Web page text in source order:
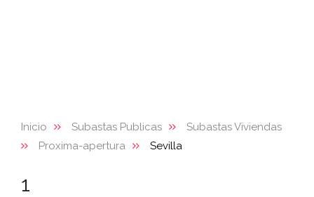
Inicio Subastas Publicas
Subastas Viviendas
Proxima-apertura
Sevilla
1